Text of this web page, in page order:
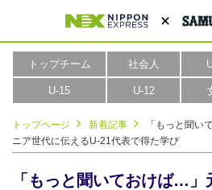
トップチーム 社会人
U-15 U-12
トップページ 新着記事
「もっと聞い
ニア世代に伝えるU-21代表で得た学び
「もっと聞いておけば…